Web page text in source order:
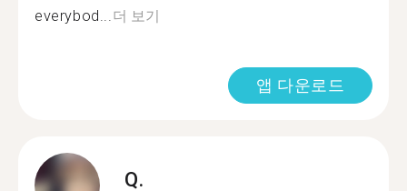
everybod...더 보기
앱 다운로드
Q.